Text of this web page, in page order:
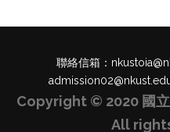
聯絡信箱：
Copyright © 2020 國立
All